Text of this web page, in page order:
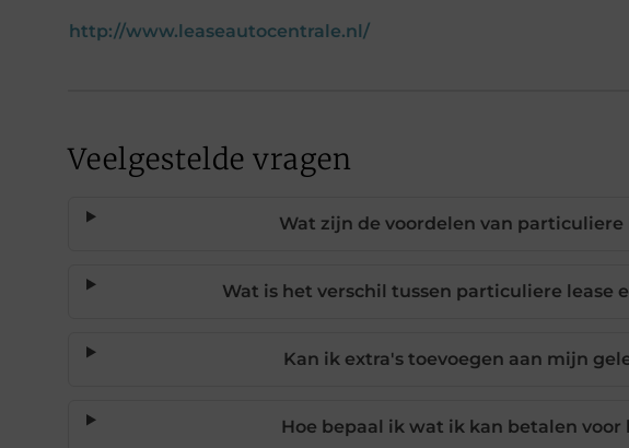
http://www.leaseautocentrale.nl/
Veelgestelde vragen
Wat zijn de voordelen van particuliere
Wat is het verschil tussen particuliere lease
Kan ik extra's toevoegen aan mijn
Hoe bepaal ik wat ik kan betalen voor